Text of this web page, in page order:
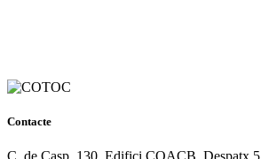
Contacte
C. de Casp, 130, Edifici COACB, Despatx 5